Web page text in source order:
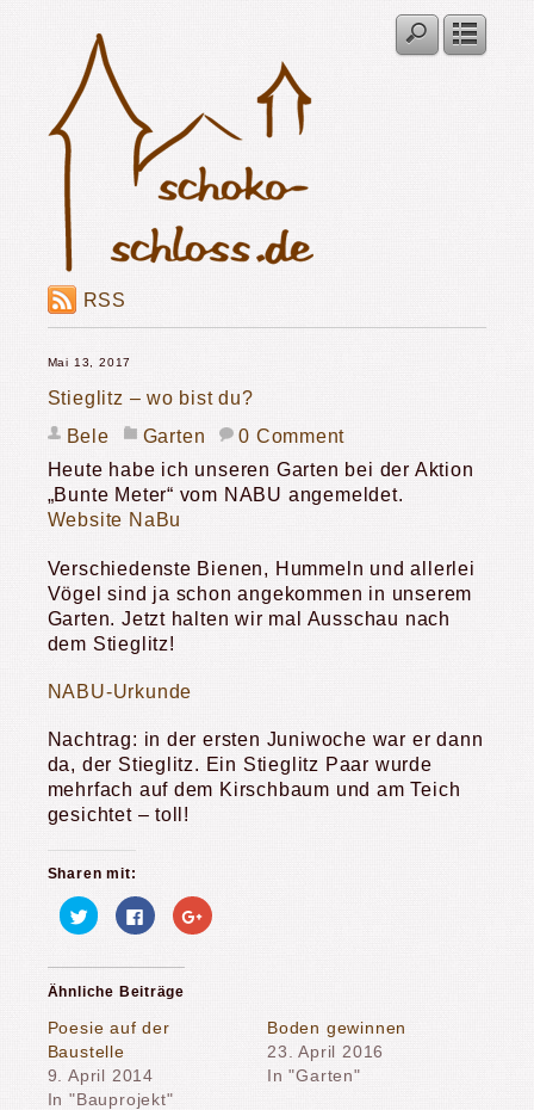
RSS
Mai 13, 2017
Stieglitz – wo bist du?
Bele
Garten
0 Comment
Heute habe ich unseren Garten bei der Aktion
„Bunte Meter“ vom NABU angemeldet.
Website NaBu
Verschiedenste Bienen, Hummeln und allerlei
Vögel sind ja schon angekommen in unserem
Garten. Jetzt halten wir mal Ausschau nach
dem Stieglitz!
NABU-Urkunde
Nachtrag: in der ersten Juniwoche war er dann
da, der Stieglitz. Ein Stieglitz Paar wurde
mehrfach auf dem Kirschbaum und am Teich
gesichtet – toll!
Sharen mit:
Klick,
um
zu
teilen
(Wird
neuem
Fenster
geöffnet)
Klick,
um
zu
teilen
(Wird
neuem
Fenster
Zum
Teilen
geöffnet)
Ähnliche Beiträge
Poesie auf der
Baustelle
9. April 2014
In "Bauprojekt"
Boden gewinnen
23. April 2016
In "Garten"